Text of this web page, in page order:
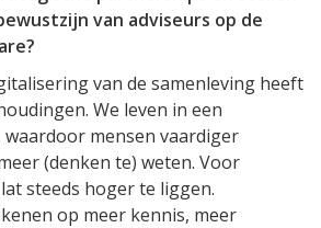
van adviseurs op de
van de samenleving heeft
We leven in een
mensen vaardiger
(denken te) weten. Voor
steeds hoger te liggen.
op meer kennis, meer